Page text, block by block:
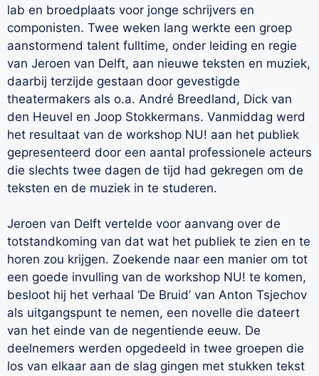
lab en broedplaats voor jonge schrijvers en
componisten. Twee weken lang werkte een groep
aanstormend talent fulltime, onder leiding en regie
van Jeroen van Delft, aan nieuwe teksten en muziek,
daarbij terzijde gestaan door gevestigde
theatermakers als o.a. André Breedland, Dick van
den Heuvel en Joop Stokkermans. Vanmiddag werd
het resultaat van de workshop NU! aan het publiek
gepresenteerd door een aantal professionele acteurs
die slechts twee dagen de tijd had gekregen om de
teksten en de muziek in te studeren.
Jeroen van Delft vertelde voor aanvang over de
totstandkoming van dat wat het publiek te zien en te
horen zou krijgen. Zoekende naar een manier om tot
een goede invulling van de workshop NU! te komen,
besloot hij het verhaal ‘De Bruid’ van Anton Tsjechov
als uitgangspunt te nemen, een novelle die dateert
van het einde van de negentiende eeuw. De
deelnemers werden opgedeeld in twee groepen die
los van elkaar aan de slag gingen met stukken tekst